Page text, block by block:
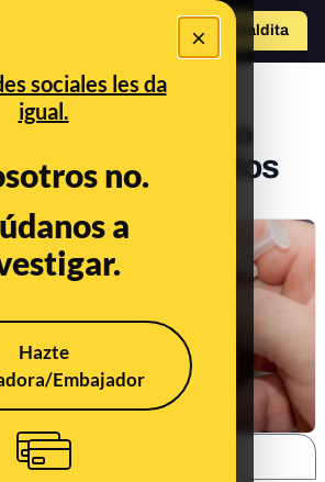
×
sociales les da
igual.
no.
a
Hazte
Embajador
Hazte Maldita
ser un riesgo
no vacunados
7:01:23 AM